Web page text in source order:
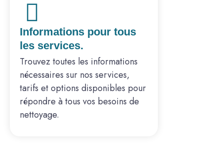
Informations pour tous
les services.
Trouvez toutes les informations
nécessaires sur nos services,
tarifs et options disponibles pour
répondre à tous vos besoins de
nettoyage.